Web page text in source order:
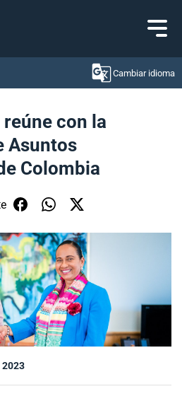
al contenido
Cambiar idioma
Económicas
con la
Asuntos
Colombia